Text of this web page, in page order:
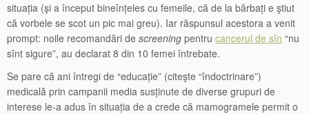
situația (şi a început bineînțeles cu femeile, că de la bărbați e ştiut
că vorbele se scot un pic mai greu). Iar răspunsul acestora a venit
prompt: noile recomandări de screening pentru cancerul de sîn “nu
sînt sigure”, au declarat 8 din 10 femei întrebate.
Se pare că ani întregi de “educație” (citeşte “îndoctrinare”)
medicală prin campanii media susținute de diverse grupuri de
interese le-a adus în situația de a crede că mamogramele permit o